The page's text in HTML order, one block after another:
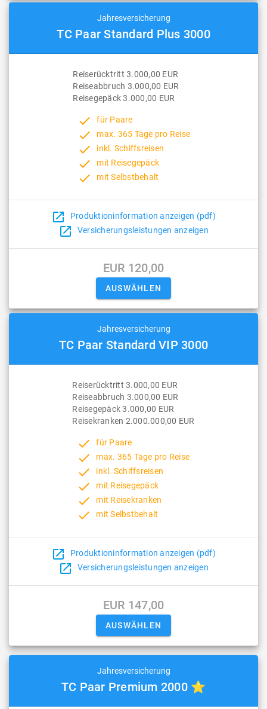
Jahresversicherung
TC Paar Standard Plus 3000
Reiserücktritt 3.000,00 EUR
Reiseabbruch 3.000,00 EUR
Reisegepäck 3.000,00 EUR
done für Paare
done max. 365 Tage pro Reise
done inkl. Schiffsreisen
done mit Reisegepäck
done mit Selbstbehalt
open_in_new Produktioninformation anzeigen (pdf)
open_in_new Versicherungsleistungen anzeigen
EUR 120,00
Jahresversicherung
TC Paar Standard VIP 3000
Reiserücktritt 3.000,00 EUR
Reiseabbruch 3.000,00 EUR
Reisegepäck 3.000,00 EUR
Reisekranken 2.000.000,00 EUR
done für Paare
done max. 365 Tage pro Reise
done inkl. Schiffsreisen
done mit Reisegepäck
done mit Reisekranken
done mit Selbstbehalt
open_in_new Produktioninformation anzeigen (pdf)
open_in_new Versicherungsleistungen anzeigen
EUR 147,00
Jahresversicherung
TC Paar Premium 2000 ⭐